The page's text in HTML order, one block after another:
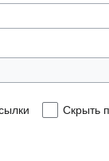
Скрыть